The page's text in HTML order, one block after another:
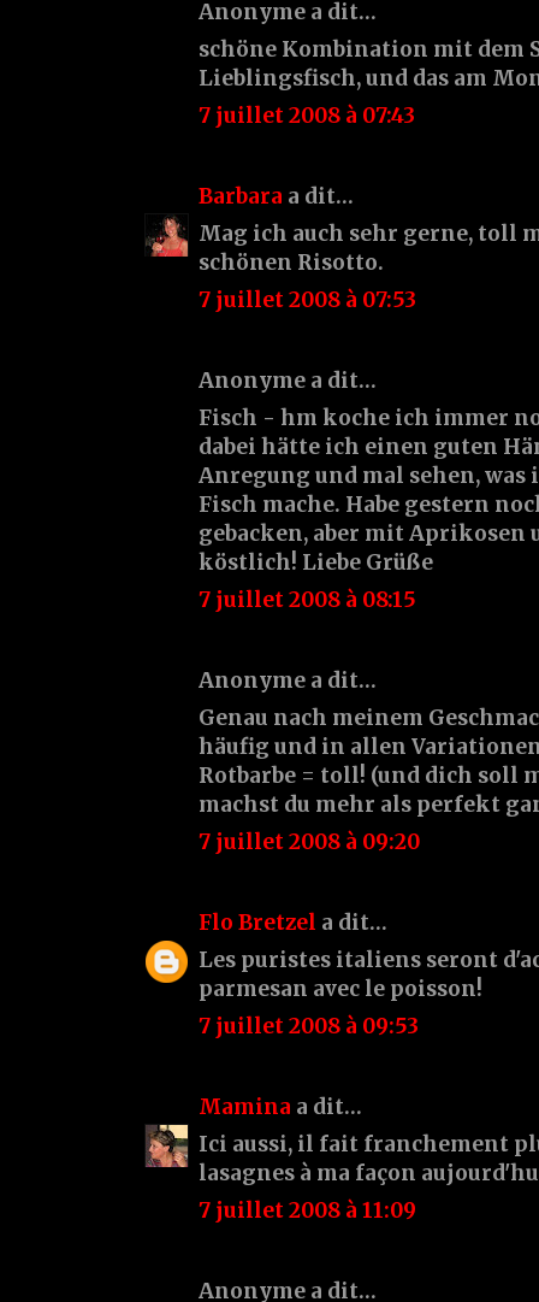
Anonyme a dit…
schöne Kombination mit dem
Lieblingsfisch, und das am
7 juillet 2008 à 07:43
Barbara a dit…
Mag ich auch sehr gerne, toll
schönen Risotto.
7 juillet 2008 à 07:53
Anonyme a dit…
Fisch - hm koche ich immer
dabei hätte ich einen guten
Anregung und mal sehen,
Fisch mache. Habe gestern
gebacken, aber mit
köstlich! Liebe Grüße
7 juillet 2008 à 08:15
Anonyme a dit…
Genau nach meinem
häufig und in allen Variationen
Rotbarbe = toll! (und dich soll
machst du mehr als perfekt
7 juillet 2008 à 09:20
Flo Bretzel a dit…
Les puristes italiens seront
parmesan avec le poisson!
7 juillet 2008 à 09:53
Mamina a dit…
Ici aussi, il fait franchement
lasagnes à ma façon
7 juillet 2008 à 11:09
Anonyme a dit…